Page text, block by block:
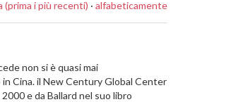
(prima i più recenti) · alfabeticamente
non si è quasi mai
Cina. il New Century Global Center
e da Ballard nel suo libro